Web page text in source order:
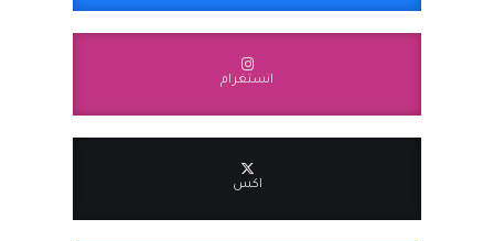
انستغرام
اكس